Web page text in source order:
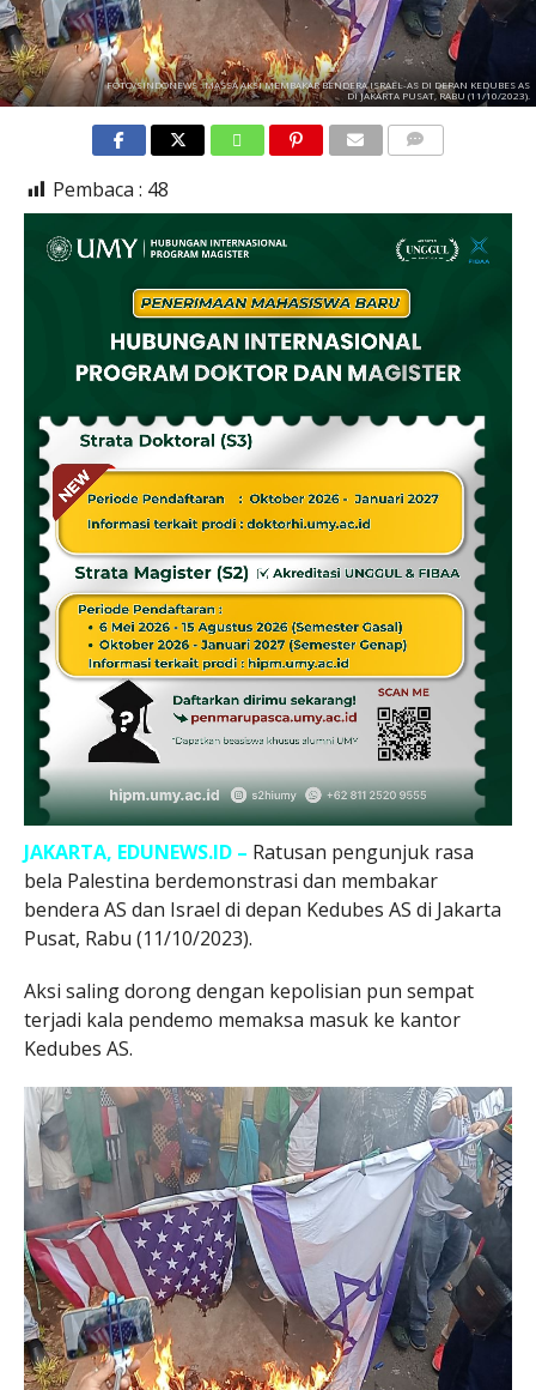
FOTO/SINDONEWS : MASSA AKSI MEMBAKAR BENDERA ISRAEL-AS DI DEPAN KEDUBES AS
DI JAKARTA PUSAT, RABU (11/10/2023).
Pembaca : 48
JAKARTA, EDUNEWS.ID – Ratusan pengunjuk rasa
bela Palestina berdemonstrasi dan membakar
bendera AS dan Israel di depan Kedubes AS di Jakarta
Pusat, Rabu (11/10/2023).
Aksi saling dorong dengan kepolisian pun sempat
terjadi kala pendemo memaksa masuk ke kantor
Kedubes AS.